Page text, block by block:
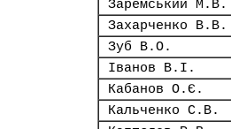
Заремський М.В.
Захарченко В.В.
Зуб В.О.
Іванов В.І.
Кабанов О.Є.
Кальченко С.В.